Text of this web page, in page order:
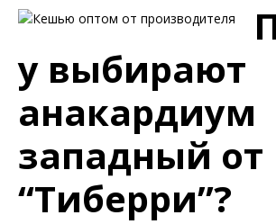
у выбирают
анакардиум
западный от
“Тиберри”?